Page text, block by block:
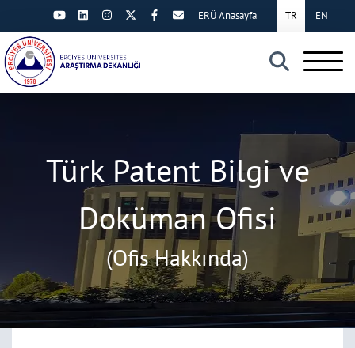
×
TR EN
ERÜ Anasayfa
Türk Patent Bilgi ve
Doküman Ofisi
(Ofis Hakkında)